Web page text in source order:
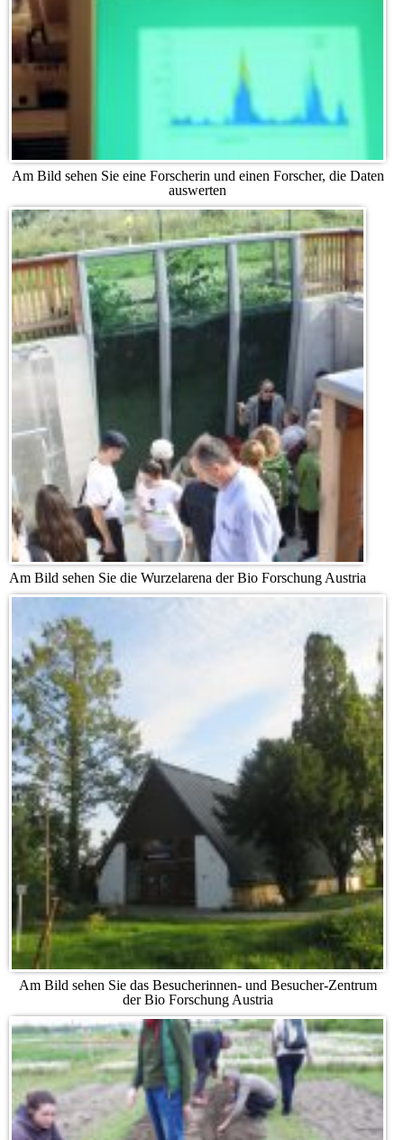
Am Bild sehen Sie eine Forscherin und einen Forscher, die Daten
auswerten
Am Bild sehen Sie die Wurzelarena der Bio Forschung Austria
Am Bild sehen Sie das Besucherinnen- und Besucher-Zentrum
der Bio Forschung Austria